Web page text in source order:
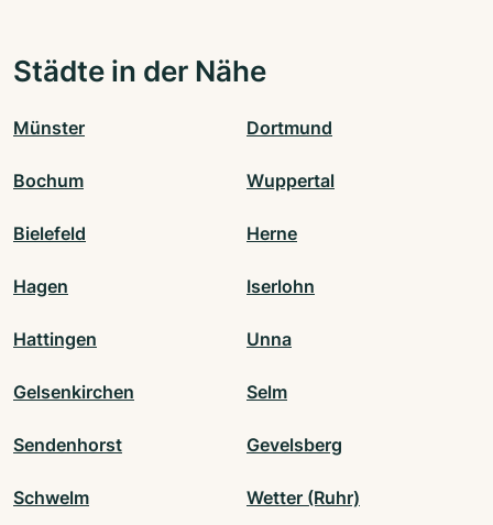
Städte in der Nähe
Münster Dortmund
Bochum Wuppertal
Bielefeld Herne
Hagen Iserlohn
Hattingen Unna
Gelsenkirchen Selm
Sendenhorst Gevelsberg
Schwelm Wetter (Ruhr)